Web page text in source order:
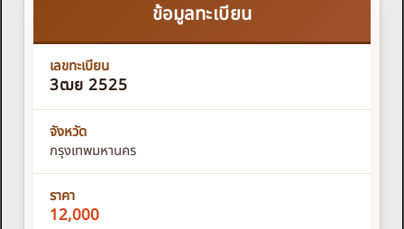
ข้อมูลทะเบียน
เลขทะเบียน
3ฒย 2525
จังหวัด
กรุงเทพมหานคร
ราคา
12,000